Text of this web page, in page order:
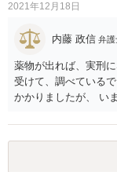
2021年12月18日
内藤 政信 弁護
薬物が出れば、実刑
受けて、調べている
かかりましたが、 い